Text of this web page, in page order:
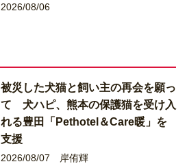
2026/08/06
被災した犬猫と飼い主の再会を願っ
て 犬ハピ、熊本の保護猫を受け入
れる豊田「Pethotel＆Care暖」を
支援
2026/08/07 岸侑輝